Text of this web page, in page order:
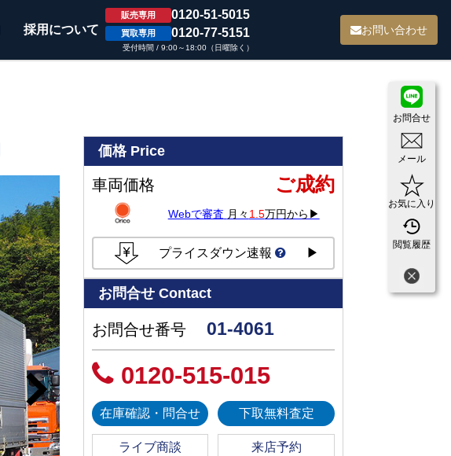
採用について
販売専用 0120-51-5015
買取専用 0120-77-5151
受付時間 / 9:00～18:00（日曜除く）
お問い合わせ
お問合せ
メール
お気に入り
閲覧履歴
価格Price
車両価格 ご成約
Webで審査 月々 1.5万円から▶
プライスダウン速報 ▶
お問合せ Contact
お問合せ番号 01-4061
0120-515-015
在庫確認・問合せ 下取無料査定
ライブ商談 来店予約